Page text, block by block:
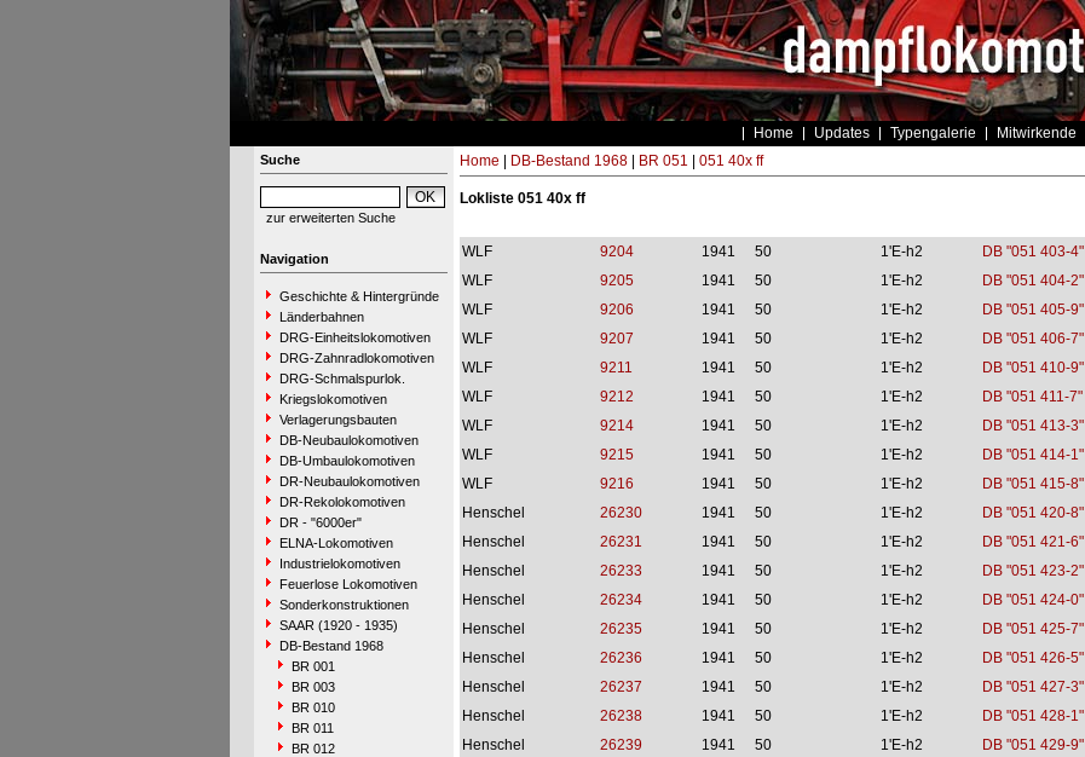
Home Updates Typengalerie Mitwirkende
Suche
zur erweiterten Suche
Navigation
Geschichte & Hintergründe
Länderbahnen
DRG-Einheitslokomotiven
DRG-Zahnradlokomotiven
DRG-Schmalspurlok.
Kriegslokomotiven
Verlagerungsbauten
DB-Neubaulokomotiven
DB-Umbaulokomotiven
DR-Neubaulokomotiven
DR-Rekolokomotiven
DR - "6000er"
ELNA-Lokomotiven
Industrielokomotiven
Feuerlose Lokomotiven
Sonderkonstruktionen
SAAR (1920 - 1935)
DB-Bestand 1968
BR 001
BR 003
BR 010
BR 011
BR 012
Home DB-Bestand 1968| BR 051 051 40x ff
Lokliste 051 40x ff
WLF 9204 1941 50 1'E-h2
DB "051 403-4"
WLF
9205 1941 50 1'E-h2
DB "051 404-2"
WLF
9206 1941 50 1'E-h2
DB "051 405-9"
WLF
9207 1941 50 1'E-h2
DB "051 406-7"
WLF
9211 1941 50 1'E-h2
DB "051 410-9"
WLF
9212 1941 50 1'E-h2
DB "051 411-7"
WLF
9214 1941 50 1'E-h2
DB "051 413-3"
WLF
9215 1941 50 1'E-h2
DB "051 414-1"
WLF
9216 1941 50 1'E-h2
DB "051 415-8"
Henschel
26230 1941 50 1'E-h2
DB "051 420-8"
Henschel
26231 1941 50 1'E-h2
DB "051 421-6"
Henschel
26233 1941 50 1'E-h2
DB "051 423-2"
Henschel
26234 1941 50 1'E-h2
DB "051 424-0"
Henschel
26235 1941 50 1'E-h2
DB "051 425-7"
Henschel
26236 1941 50 1'E-h2
DB "051 426-5"
Henschel
26237 1941 50 1'E-h2
DB "051 427-3"
Henschel
26238 1941 50 1'E-h2
DB "051 428-1"
Henschel
26239 1941 50 1'E-h2
DB "051 429-9"